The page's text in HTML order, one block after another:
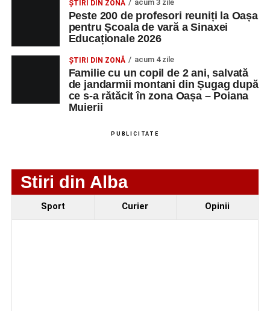
Technology Srl
OPERATOR LA
MASINI-UNELTE
CU COMANDA
NUMERICA
1 0752826367
Adaugă-ne ca sursă preferată
Ultimele știri din Sebeș
Biciclist de 70 de ani, rănit într-un accident rutier
produs pe strada Dorobanți din Sebeș
ȘTIRI DIN ZONĂ acum 3 zile
Peste 200 de profesori reuniți la Oașa
pentru Școala de vară a Sinaxei
Educaționale 2026
ȘTIRI DIN ZONĂ acum 4 zile
Familie cu un copil de 2 ani, salvată
de jandarmii montani din Șugag după
ce s-a rătăcit în zona Oașa – Poiana
Muierii
PUBLICITATE
Stiri din Alba
Sport Curier Opinii